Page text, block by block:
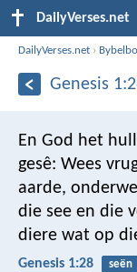
DailyVerses.net
DailyVerses.net ›
Genesis
En God het
gesê: Wees
aarde,
die see en die
diere wat op
Genesis 1:28 seën